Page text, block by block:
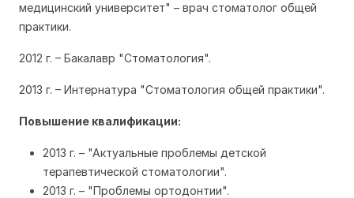
медицинский университет" – врач стоматолог общей
практики.
2012 г. – Бакалавр "Стоматология".
2013 г. – Интернатура "Стоматология общей практики".
Повышение квалификации:
2013 г. – "Актуальные проблемы детской
терапевтической стоматологии".
2013 г. – "Проблемы ортодонтии".